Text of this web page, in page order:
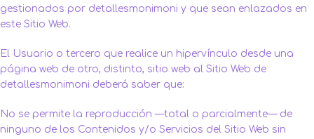
gestionados por detallesmonimoni y que sean enlazados en
este Sitio Web.
El Usuario o tercero que realice un hipervínculo desde una
página web de otro, distinto, sitio web al Sitio Web de
detallesmonimoni deberá saber que:
No se permite la reproducción —total o parcialmente— de
ninguno de los Contenidos y/o Servicios del Sitio Web sin